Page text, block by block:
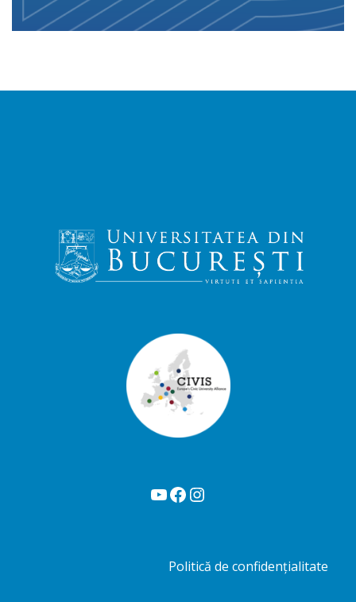
YouTube Facebook Instagram
Politică de confidențialitate